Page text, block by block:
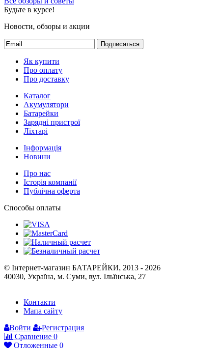
Будьте в курсе!
Новости, обзоры и акции
Подписаться
Як купити
Про оплату
Про доставку
Каталог
Акумулятори
Батарейки
Зарядні пристрої
Ліхтарі
Інформація
Новини
Про нас
Історія компанії
Публічна оферта
Способы оплаты
© Інтернет-магазин БАТАРЕЙКИ, 2013 - 2026
40030, Україна, м. Суми, вул. Ільїнська, 27
Контакти
Мапа сайту
Войти
Регистрация
Сравнение 0
Отложенные 0